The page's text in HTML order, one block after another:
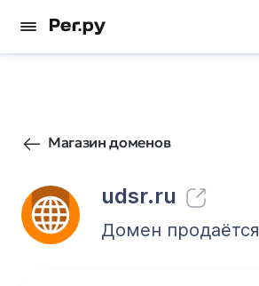
Магазин доменов
udsr.ru
Домен продаётся